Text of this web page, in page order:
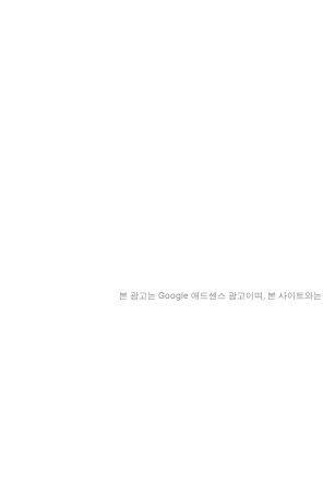
본 광고는 Google 애드센스 광고이며, 본 사이트와